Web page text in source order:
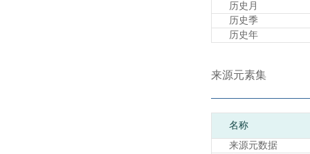
历史月
历史季
历史年
来源元素集
名称
来源元数据